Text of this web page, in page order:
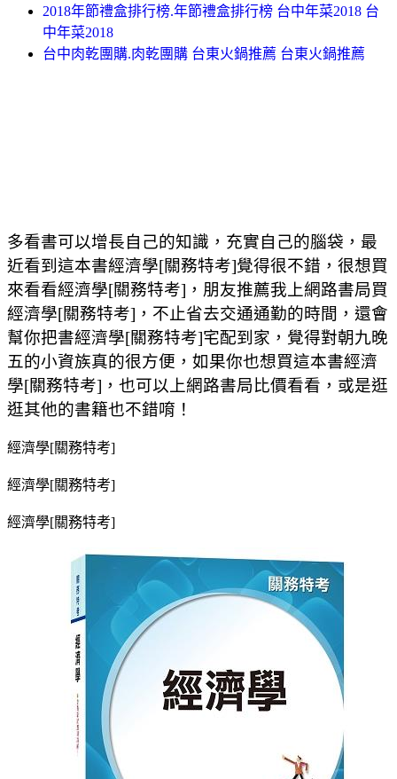
2018年節禮盒排行榜.年節禮盒排行榜 台中年菜2018 台
中年菜2018
台中肉乾團購.肉乾團購 台東火鍋推薦 台東火鍋推薦
多看書可以增長自己的知識，充實自己的腦袋，最
近看到這本書經濟學[關務特考]覺得很不錯，很想買
來看看經濟學[關務特考]，朋友推薦我上網路書局買
經濟學[關務特考]，不止省去交通通勤的時間，還會
幫你把書經濟學[關務特考]宅配到家，覺得對朝九晚
五的小資族真的很方便，如果你也想買這本書經濟
學[關務特考]，也可以上網路書局比價看看，或是逛
逛其他的書籍也不錯唷！
經濟學[關務特考]
經濟學[關務特考]
經濟學[關務特考]